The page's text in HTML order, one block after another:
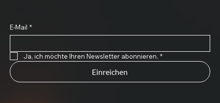
E-Mail *
Ja, ich möchte Ihren Newsletter abonnieren. *
Einreichen